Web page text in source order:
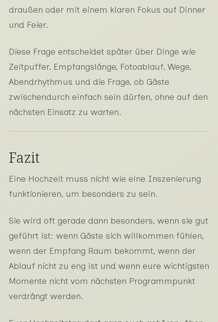
draußen oder mit einem klaren Fokus auf Dinner
und Feier.
Diese Frage entscheidet später über Dinge wie
Zeitpuffer, Empfangslänge, Fotoablauf, Wege,
Abendrhythmus und die Frage, ob Gäste
zwischendurch einfach sein dürfen, ohne auf den
nächsten Einsatz zu warten.
Fazit
Eine Hochzeit muss nicht wie eine Inszenierung
funktionieren, um besonders zu sein.
Sie wird oft gerade dann besonders, wenn sie gut
geführt ist: wenn Gäste sich willkommen fühlen,
wenn der Empfang Raum bekommt, wenn der
Ablauf nicht zu eng ist und wenn eure wichtigsten
Momente nicht vom nächsten Programmpunkt
verdrängt werden.